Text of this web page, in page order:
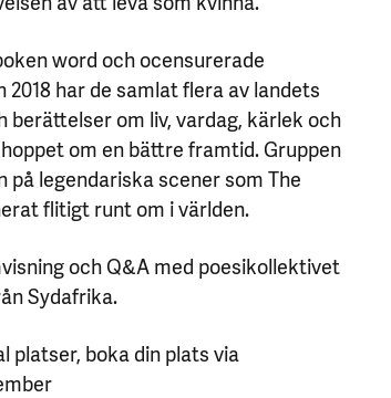
word och ocensurerade
har de samlat flera av landets
om liv, vardag, kärlek och
om en bättre framtid. Gruppen
legendariska scener som The
flitigt runt om i världen.
och Q&A med poesikollektivet
Sydafrika.
platser, boka din plats via